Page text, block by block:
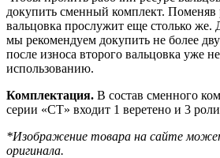
докупить сменный комплект. Поменяв
вальцовка прослужит еще столько же.
мы рекомендуем докупить не более
после износа второго вальцовка уже
использованию.
Комплектация. В состав сменного
серии «СТ» входит 1 веретено и 3
*Изображение товара на сайте
оригинала.